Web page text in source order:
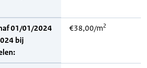
01/01/2024
bij
€38,00/m2